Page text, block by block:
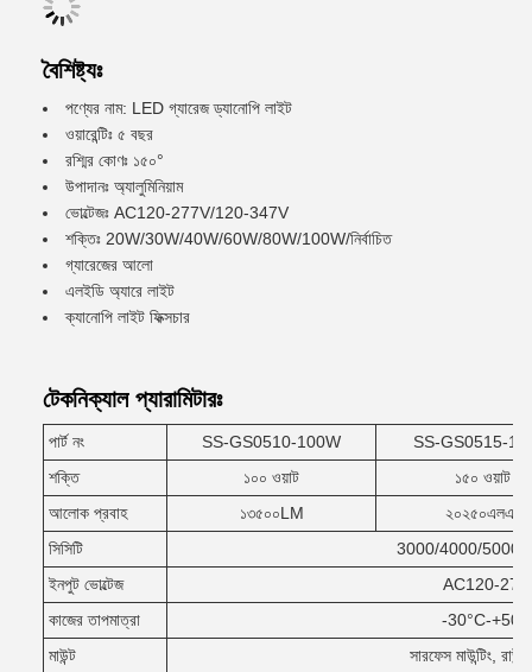
বৈশিষ্ট্যঃ
পণ্যের নাম: LED গ্যারেজ ড্যানোপি লাইট
ওয়ারেন্টিঃ ৫ বছর
রশ্মির কোণঃ ১৫০°
উপাদানঃ অ্যালুমিনিয়াম
ভোল্টেজঃ AC120-277V/120-347V
শক্তিঃ 20W/30W/40W/60W/80W/100W/নির্বাচিত
গ্যারেজের আলো
এলইডি অ্যারে লাইট
ক্যানোপি লাইট ফিক্সচার
টেকনিক্যাল প্যারামিটারঃ
পার্ট নং SS-GS0510-100W
SS-GS0515-
শক্তি
১০০ ওয়াট
১৫০ ওয়াট
আলোক প্রবাহ
১৩৫০০LM
২০২৫০এলএম
সিসিটি
3000/4000/
ইনপুট ভোল্টেজ
AC120-
কাজের তাপমাত্রা
-30°C-
মাউন্ট
সারফেস মাউন্টিং,